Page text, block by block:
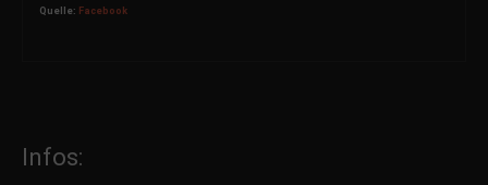
Quelle: Facebook
Infos: